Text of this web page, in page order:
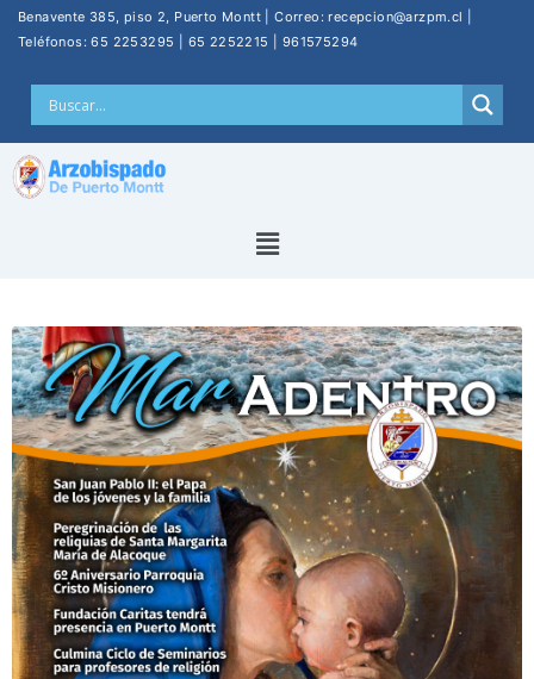
Benavente 385, piso 2, Puerto Montt | Correo: recepcion@arzpm.cl |
Teléfonos: 65 2253295 | 65 2252215 | 961575294